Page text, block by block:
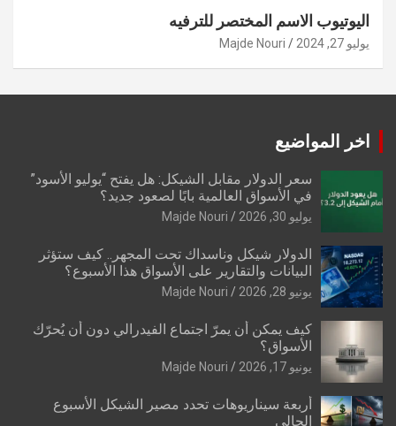
اليوتيوب الاسم المختصر للترفيه
يوليو 27, 2024 Majde Nouri
اخر المواضيع
سعر الدولار مقابل الشيكل: هل يفتح “يوليو الأسود”
في الأسواق العالمية بابًا لصعود جديد؟
يوليو 30, 2026 Majde Nouri
الدولار شيكل وناسداك تحت المجهر.. كيف ستؤثر
البيانات والتقارير على الأسواق هذا الأسبوع؟
يونيو 28, 2026 Majde Nouri
كيف يمكن أن يمرّ اجتماع الفيدرالي دون أن يُحرّك
الأسواق؟
يونيو 17, 2026 Majde Nouri
أربعة سيناريوهات تحدد مصير الشيكل الأسبوع
الحالي